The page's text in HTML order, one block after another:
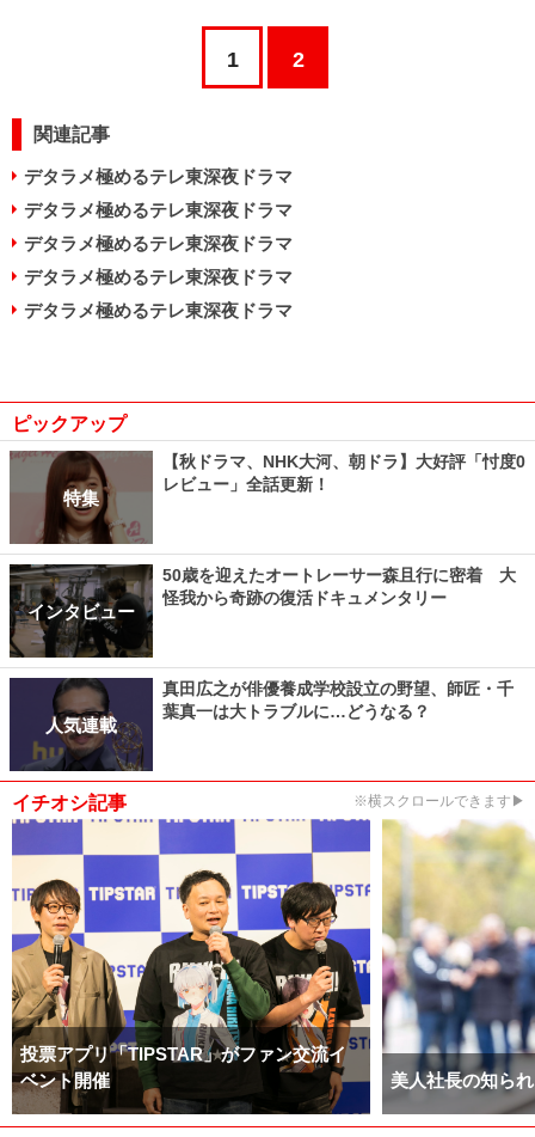
1 2
関連記事
デタラメ極めるテレ東深夜ドラマ
デタラメ極めるテレ東深夜ドラマ
デタラメ極めるテレ東深夜ドラマ
デタラメ極めるテレ東深夜ドラマ
デタラメ極めるテレ東深夜ドラマ
ピックアップ
特集
【秋ドラマ、NHK大河、朝ドラ】大好評「忖度0
レビュー」全話更新！
インタビュー
50歳を迎えたオートレーサー森且行に密着 大
怪我から奇跡の復活ドキュメンタリー
人気連載
真田広之が俳優養成学校設立の野望、師匠・千
葉真一は大トラブルに…どうなる？
イチオシ記事 ※横スクロールできます▶
投票アプリ「TIPSTAR」がファン交流イ
ベント開催
美人社長の知ら